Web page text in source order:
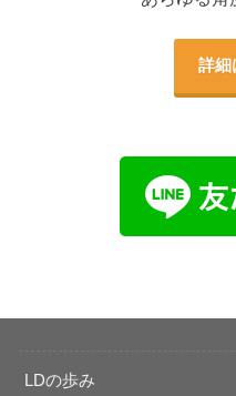
詳細
LDの歩み